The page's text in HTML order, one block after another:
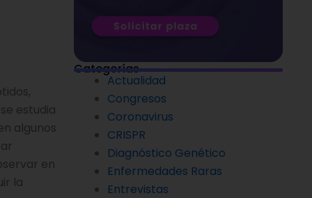
estudia
algunos
en
la
Categorías
Actualidad
Congresos
Coronavirus
CRISPR
Diagnóstico Genético
Enfermedades Raras
Entrevistas